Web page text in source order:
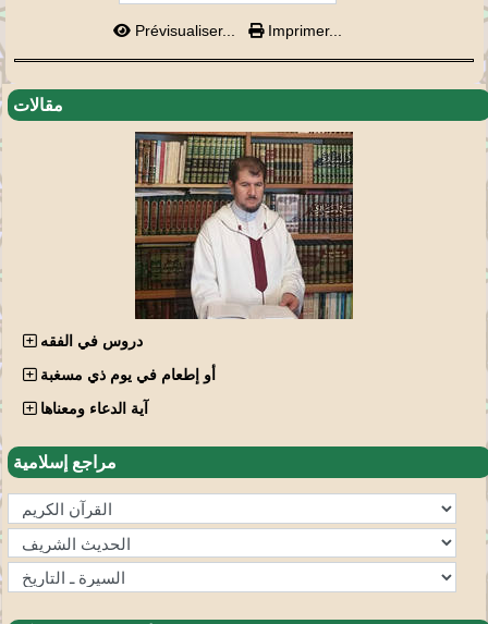
مقالات
دروس في الفقه
أو إطعام في يوم ذي مسغبة
آية الدعاء ومعناها
مراجع إسلامية
Prévisualiser... Imprimer...